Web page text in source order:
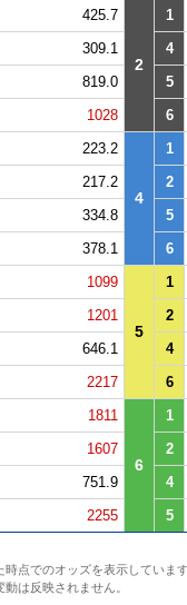
425.7
2
1
309.1
4
819.0
5
1028 6
223.2
4
1
217.2
2
334.8
5
378.1 6
1099
5
1
1201
2
646.1
4
2217 6
1811
6
1
1607
2
751.9
4
2255 5
点でのオッズを表示していま
は反映されません。